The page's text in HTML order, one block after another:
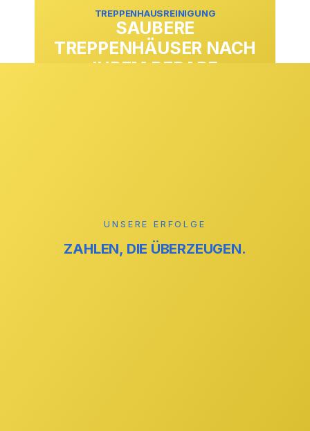
TREPPENHAUSREINIGUNG
SAUBERE
TREPPENHÄUSER NACH
IHREM BEDARF
UNSERE ERFOLGE
ZAHLEN, DIE ÜBERZEUGEN.